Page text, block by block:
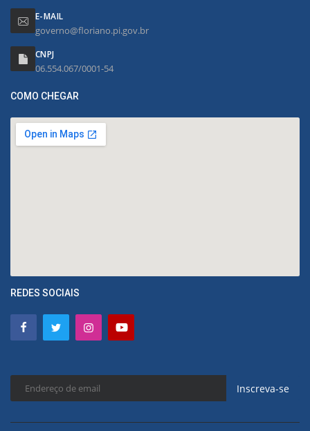
E-MAIL
governo@floriano.pi.gov.br
CNPJ
06.554.067/0001-54
COMO CHEGAR
REDES SOCIAIS
Inscreva-se